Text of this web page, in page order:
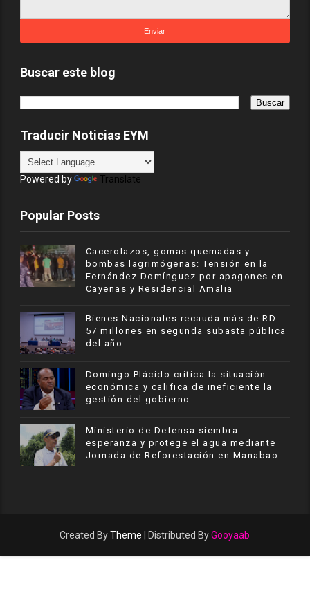
Buscar este blog
Traducir Noticias EYM
Powered by Translate
Popular Posts
Cacerolazos, gomas quemadas y
bombas lagrimógenas: Tensión en la
Fernández Domínguez por apagones en
Cayenas y Residencial Amalia
Bienes Nacionales recauda más de RD
57 millones en segunda subasta pública
del año
​Domingo Plácido critica la situación
económica y califica de ineficiente la
gestión del gobierno
Ministerio de Defensa siembra
esperanza y protege el agua mediante
Jornada de Reforestación en Manabao
Created ByTheme | Distributed ByGooyaab